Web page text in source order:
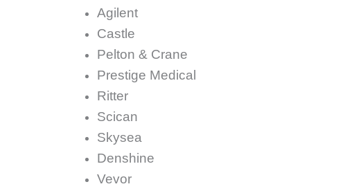
Agilent
Castle
Pelton & Crane
Prestige Medical
Ritter
Scican
Skysea
Denshine
Vevor